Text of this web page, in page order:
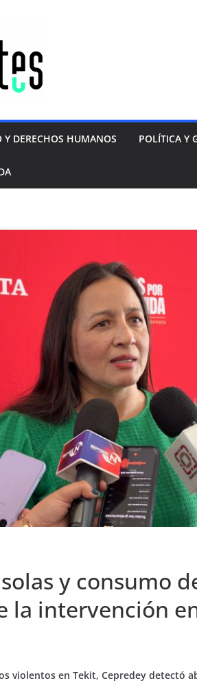
Y DERECHOS HUMANOS POLÍTICA Y
y consumo
la intervención
violentos en Tekit, Cepredey detectó